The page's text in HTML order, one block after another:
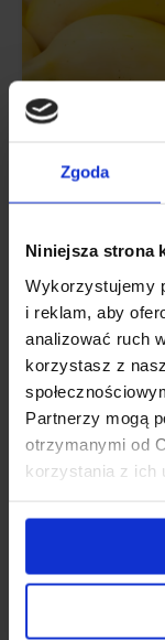
Zgoda
Niniejsza strona
Wykorzystujemy
i reklam, aby
analizować ruch
korzystasz z
Partnerzy mogą
otrzymanymi od
korzystania z ich
MINERAIS
O potássio
excesso,
O potássio é um
processos no
Atualizado:
08 dezembro,